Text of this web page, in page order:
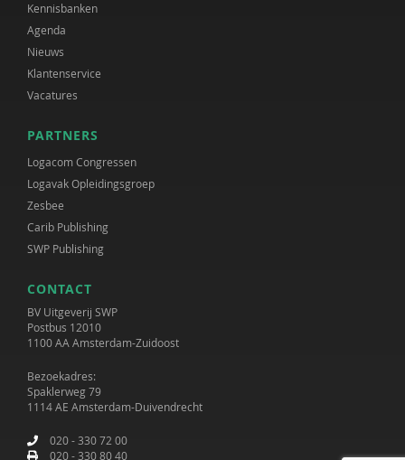
Kennisbanken
Agenda
Nieuws
Klantenservice
Vacatures
PARTNERS
Logacom Congressen
Logavak Opleidingsgroep
Zesbee
Carib Publishing
SWP Publishing
CONTACT
BV Uitgeverij SWP
Postbus 12010
1100 AA Amsterdam-Zuidoost
Bezoekadres:
Spaklerweg 79
1114 AE Amsterdam-Duivendrecht
020 - 330 72 00
020 - 330 80 40